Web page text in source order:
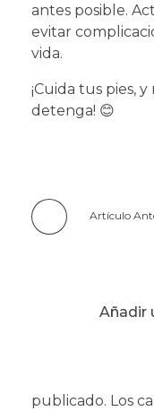
antes posible.
evitar
vida.
¡Cuida tus pies,
detenga! 😊
Artículo